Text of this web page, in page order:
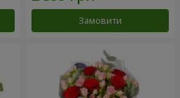
Замовити